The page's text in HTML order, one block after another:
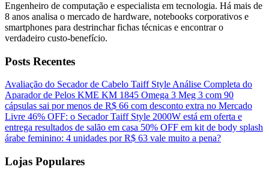
Engenheiro de computação e especialista em tecnologia. Há mais de
8 anos analisa o mercado de hardware, notebooks corporativos e
smartphones para destrinchar fichas técnicas e encontrar o
verdadeiro custo-benefício.
Posts Recentes
Avaliação do Secador de Cabelo Taiff StyleAnálise Completa do
Aparador de Pelos KME KM 1845 Omega 3 Meg 3 com 90
cápsulas sai por menos de R$ 66 com desconto extra no Mercado
Livre 46% OFF: o Secador Taiff Style 2000W está em oferta e
entrega resultados de salão em casa 50% OFF em kit de body splash
árabe feminino: 4 unidades por R$ 63 vale muito a pena?
Lojas Populares